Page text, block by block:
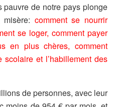
de notre pays plonge
comment se nourrir
se loger, comment payer
en plus chères, comment
et l’habillement des
de personnes, avec leur